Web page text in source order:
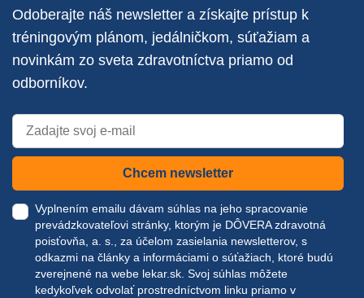
Odoberajte náš newsletter a získajte prístup k
tréningovým plánom, jedálničkom, súťažiam a
novinkám zo sveta zdravotníctva priamo od
odborníkov.
Chcem newsletter
Vyplnením emailu dávam súhlas na jeho spracovanie
prevádzkovateľovi stránky, ktorým je DÔVERA zdravotná
poisťovňa, a. s., za účelom zasielania newsletterov, s
odkazmi na články a informáciami o súťažiach, ktoré budú
zverejnené na webe lekar.sk . Svoj súhlas môžete
kedykoľvek odvolať prostredníctvom linku priamo v